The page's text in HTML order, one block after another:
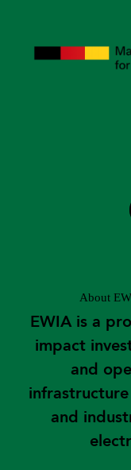
About
EWIA is a
impact
and
and